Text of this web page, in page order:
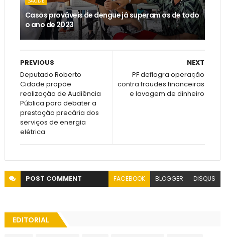
Casos prováveis de dengue já superam os de todo
o ano de 2023
NEXT
PF deflagra operação
contra fraudes financeiras
e lavagem de dinheiro
PREVIOUS
Deputado Roberto
Cidade propõe
realização de Audiência
Pública para debater a
prestação precária dos
serviços de energia
elétrica
POST COMMENT FACEBOOK BLOGGER DISQUS
EDITORIAL